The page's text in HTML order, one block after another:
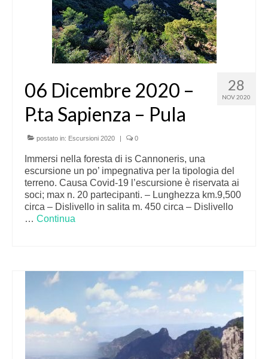
28
NOV 2020
06 Dicembre 2020 –
P.ta Sapienza – Pula
postato in: Escursioni 2020 | 0
Immersi nella foresta di is Cannoneris, una
escursione un po’ impegnativa per la tipologia del
terreno. Causa Covid-19 l’escursione è riservata ai
soci; max n. 20 partecipanti. – Lunghezza km.9,500
circa – Dislivello in salita m. 450 circa – Dislivello
… Continua